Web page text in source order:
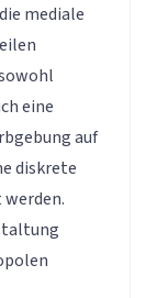
mediale
eine
auf
diskrete